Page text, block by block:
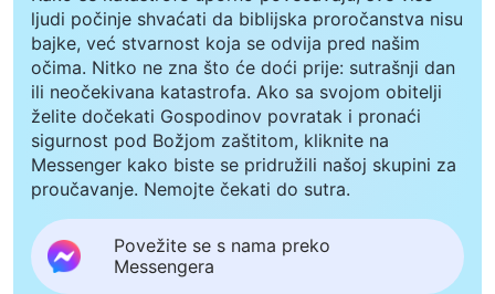
ljudi počinje shvaćati da biblijska proročanstva nisu
bajke, već stvarnost koja se odvija pred našim
očima. Nitko ne zna što će doći prije: sutrašnji dan
ili neočekivana katastrofa. Ako sa svojom obitelji
želite dočekati Gospodinov povratak i pronaći
sigurnost pod Božjom zaštitom, kliknite na
Messenger kako biste se pridružili našoj skupini za
proučavanje. Nemojte čekati do sutra.
Povežite se s nama preko
Messengera